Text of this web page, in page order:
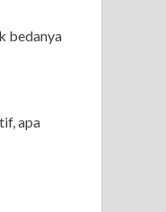
bedanya
apa